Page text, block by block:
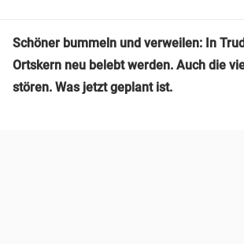
Schöner bummeln und verweilen: In
Ortskern neu belebt werden. Auch die
stören. Was jetzt geplant ist.